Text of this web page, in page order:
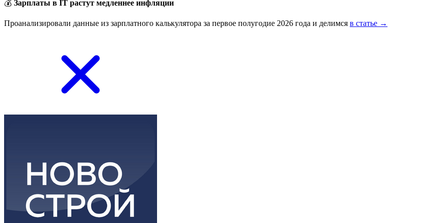
💰 Зарплаты в IT растут медленнее инфляции
Проанализировали данные из зарплатного калькулятора за первое полугодие 2026 года и делимся в статье →